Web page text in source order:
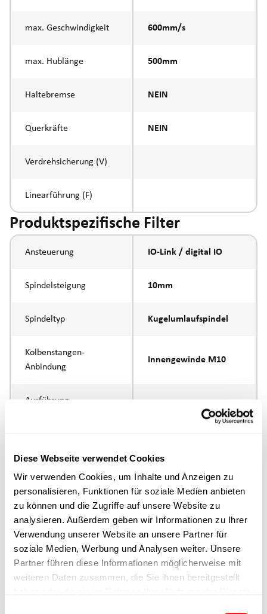
Diese Webseite verwendet Cookies
Wir verwenden Cookies, um Inhalte und Anzeigen zu
personalisieren, Funktionen für soziale Medien anbieten
zu können und die Zugriffe auf unsere Website zu
analysieren. Außerdem geben wir Informationen zu Ihrer
Verwendung unserer Website an unsere Partner für
soziale Medien, Werbung und Analysen weiter. Unsere
Partner führen diese Informationen möglicherweise mit
weiteren Daten zusammen, die Sie ihnen bereitgestellt
max. Geschwindigkeit 600mm/s
max. Hublänge 500mm
Haltebremse NEIN
Querkräfte NEIN
Verdrehsicherung (V)
Linearführung (F)
Produktspezifische Filter
Ansteuerung IO-Link / digital IO
Spindelsteigung 10mm
Spindeltyp Kugelumlaufspindel
Kolbenstangen-
Anbindung
Innengewinde M10
Ausführung
Nennkraft
Max. Halterkraft
Min. Hubzeit